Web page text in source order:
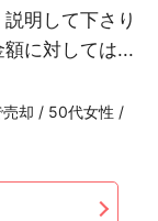
明して下さり
に対しては...
売却 / 50代女性 /